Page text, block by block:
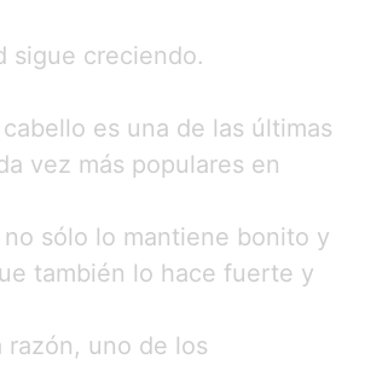
sigue creciendo.
es una de las últimas
vez más populares en
sólo lo mantiene bonito y
también lo hace fuerte y
razón, uno de los